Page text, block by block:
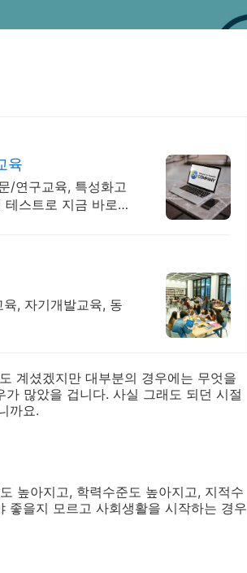
육
/연구교육, 특성화고
테스트로 지금 바로
, 자기개발교육, 동
계셨겠지만 대부분의 경우에는 무엇을
가 많았을 겁니다. 사실 그래도 되던 시절
까요.
높아지고, 학력수준도 높아지고, 지적수
좋을지 모르고 사회생활을 시작하는 경우